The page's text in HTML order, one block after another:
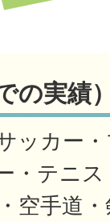
の実績
ッカー
・テニ
空手道